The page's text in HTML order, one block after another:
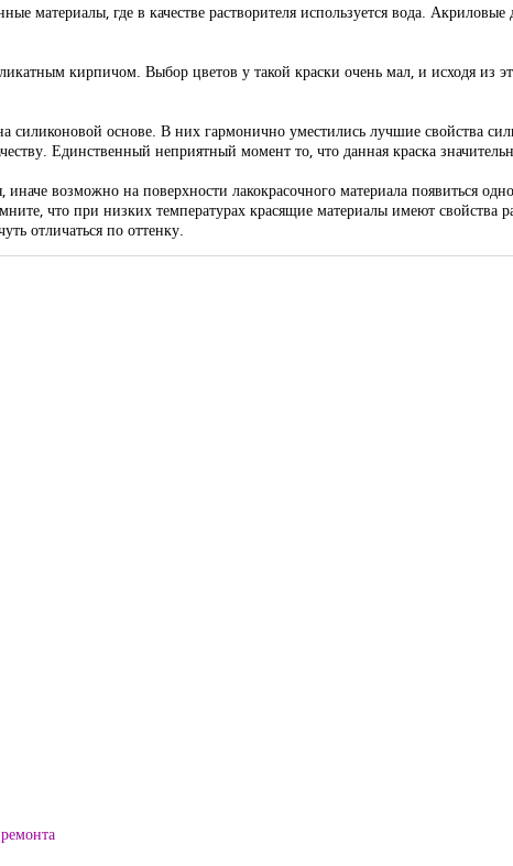
материалы, где в качестве растворителя используется вода.
кирпичом. Выбор цветов у такой краски очень мал, и исходя из
силиконовой основе. В них гармонично уместились лучшие свойства
Единственный неприятный момент то, что данная краска
возможно на поверхности лакокрасочного материала появиться
что при низких температурах красящие материалы имеют свойства
отличаться по оттенку.